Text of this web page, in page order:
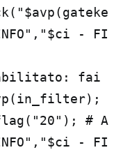
-
fai
#
-